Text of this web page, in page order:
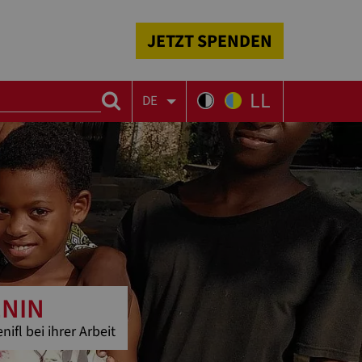
JETZT SPENDEN
DE LL
bei ihrer Arbeit